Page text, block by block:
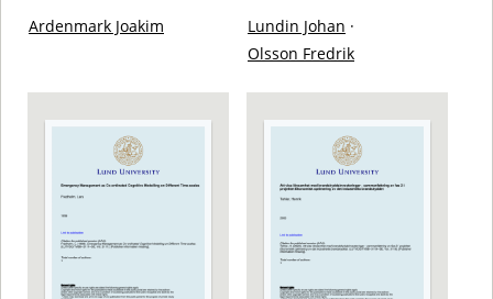
Ardenmark Joakim Lundin Johan ·
Olsson Fredrik